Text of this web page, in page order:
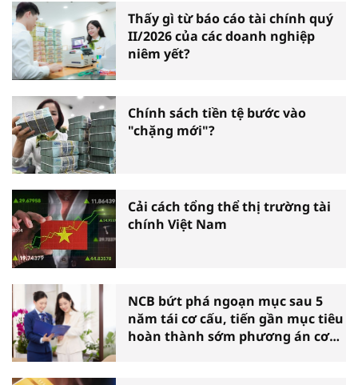
Thấy gì từ báo cáo tài chính quý
II/2026 của các doanh nghiệp
niêm yết?
Chính sách tiền tệ bước vào
"chặng mới"?
Cải cách tổng thể thị trường tài
chính Việt Nam
NCB bứt phá ngoạn mục sau 5
năm tái cơ cấu, tiến gần mục tiêu
hoàn thành sớm phương án cơ